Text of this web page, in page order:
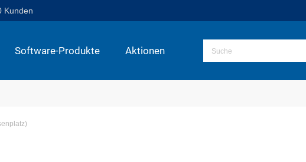
Kunden
Software-Produkte Aktionen